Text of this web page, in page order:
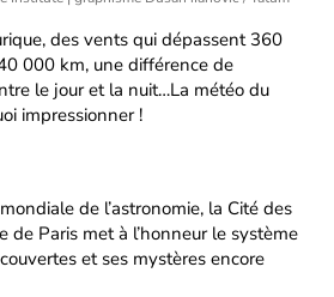
des vents qui dépassent 360
000 km, une différence de
le jour et la nuit…La météo du
impressionner !
de l’astronomie, la Cité des
de Paris met à l’honneur le système
et ses mystères encore